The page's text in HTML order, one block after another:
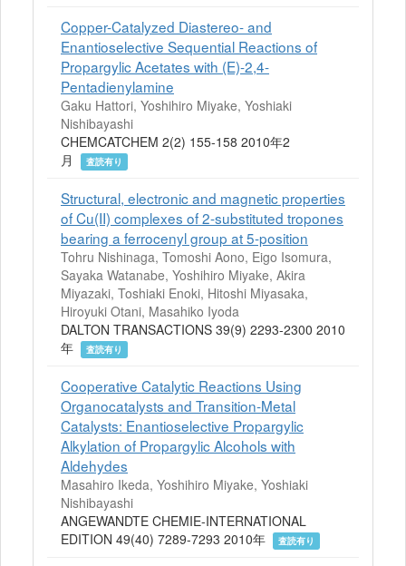
Copper-Catalyzed Diastereo- and
Enantioselective Sequential Reactions of
Propargylic Acetates with (E)-2,4-
Pentadienylamine
Gaku Hattori, Yoshihiro Miyake, Yoshiaki
Nishibayashi
CHEMCATCHEM 2(2) 155-158 2010年2
月
査読有り
Structural, electronic and magnetic properties
of Cu(II) complexes of 2-substituted tropones
bearing a ferrocenyl group at 5-position
Tohru Nishinaga, Tomoshi Aono, Eigo Isomura,
Sayaka Watanabe, Yoshihiro Miyake, Akira
Miyazaki, Toshiaki Enoki, Hitoshi Miyasaka,
Hiroyuki Otani, Masahiko Iyoda
DALTON TRANSACTIONS 39(9) 2293-2300 2010
年
査読有り
Cooperative Catalytic Reactions Using
Organocatalysts and Transition-Metal
Catalysts: Enantioselective Propargylic
Alkylation of Propargylic Alcohols with
Aldehydes
Masahiro Ikeda, Yoshihiro Miyake, Yoshiaki
Nishibayashi
ANGEWANDTE CHEMIE-INTERNATIONAL
EDITION 49(40) 7289-7293 2010年
査読有り